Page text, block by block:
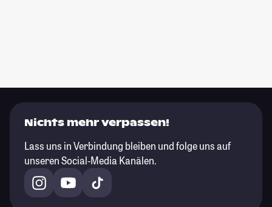
Nichts mehr verpassen!
Lass uns in Verbindung bleiben und folge uns auf
unseren Social-Media Kanälen.